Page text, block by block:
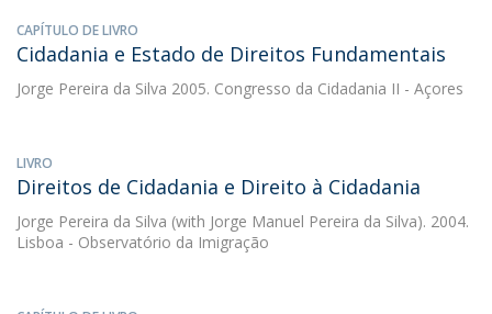
CAPÍTULO DE LIVRO
Cidadania e Estado de Direitos Fundamentais
Jorge Pereira da Silva 2005. Congresso da Cidadania II - Açores
LIVRO
Direitos de Cidadania e Direito à Cidadania
Jorge Pereira da Silva (with Jorge Manuel Pereira da Silva). 2004.
Lisboa - Observatório da Imigração